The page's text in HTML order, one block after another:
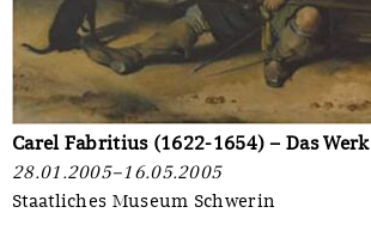
Carel Fabritius (1622-1654) – Das Werk
28.01.2005–16.05.2005
Staatliches Museum Schwerin